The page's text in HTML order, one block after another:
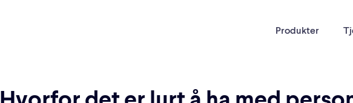
Produkter